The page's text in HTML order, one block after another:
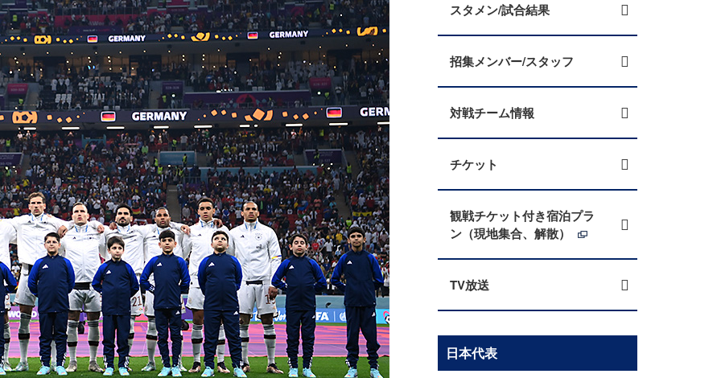
スタメン/試合結果
招集メンバー/スタッフ
対戦チーム情報
チケット
観戦チケット付き宿泊プラ
ン（現地集合、解散）
TV放送
日本代表